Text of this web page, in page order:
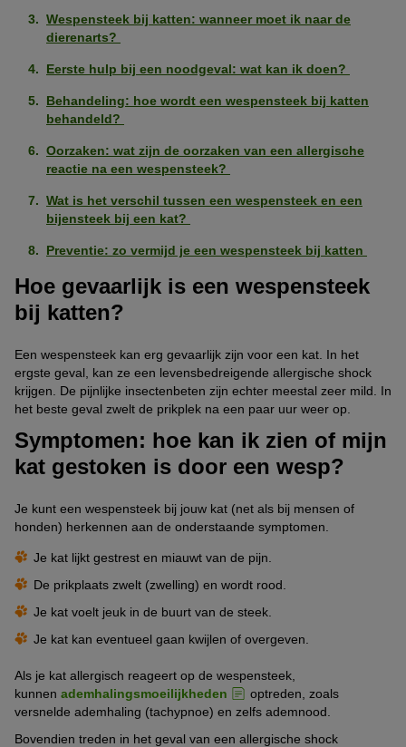
Wespensteek bij katten: wanneer moet ik naar de
dierenarts?
Eerste hulp bij een noodgeval: wat kan ik doen?
Behandeling: hoe wordt een wespensteek bij katten
behandeld?
Oorzaken: wat zijn de oorzaken van een allergische
reactie na een wespensteek?
Wat is het verschil tussen een wespensteek en een
bijensteek bij een kat?
Preventie: zo vermijd je een wespensteek bij katten
Hoe gevaarlijk is een wespensteek
bij katten?
Een wespensteek kan erg gevaarlijk zijn voor een kat. In het
ergste geval, kan ze een levensbedreigende allergische shock
krijgen. De pijnlijke insectenbeten zijn echter meestal zeer mild. In
het beste geval zwelt de prikplek na een paar uur weer op.
Symptomen: hoe kan ik zien of mijn
kat gestoken is door een wesp?
Je kunt een wespensteek bij jouw kat (net als bij mensen of
honden) herkennen aan de onderstaande symptomen.
Je kat lijkt gestrest en miauwt van de pijn.
De prikplaats zwelt (zwelling) en wordt rood.
Je kat voelt jeuk in de buurt van de steek.
Je kat kan eventueel gaan kwijlen of overgeven.
Als je kat allergisch reageert op de wespensteek,
kunnen ademhalingsmoeilijkheden
optreden, zoals
versnelde ademhaling (tachypnoe) en zelfs ademnood.
Bovendien treden in het geval van een allergische shock